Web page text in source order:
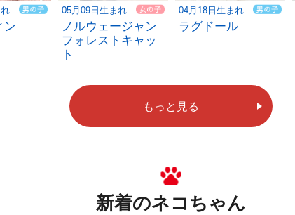
ン
05月09日生まれ
ノルウェージャン
フォレストキャッ
ト
04月18日生まれ
ラグドール
もっと見る
新着のネコちゃん